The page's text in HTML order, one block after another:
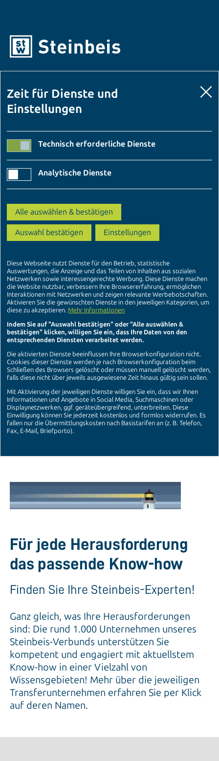
Für jede Herausforderung
das passende Know-how
Finden Sie Ihre Steinbeis-Experten!
Ganz gleich, was Ihre Herausforderungen
sind: Die rund 1.000 Unternehmen unseres
Steinbeis-Verbunds unterstützen Sie
kompetent und engagiert mit aktuellstem
Know-how in einer Vielzahl von
Wissensgebieten! Mehr über die jeweiligen
Transferunternehmen erfahren Sie per Klick
auf deren Namen.